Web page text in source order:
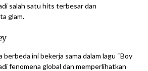
salah satu hits terbesar dan
glam.
berbeda ini bekerja sama dalam lagu “Boy
fenomena global dan memperlihatkan